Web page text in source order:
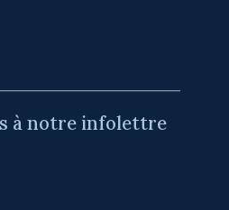
à notre infolettre